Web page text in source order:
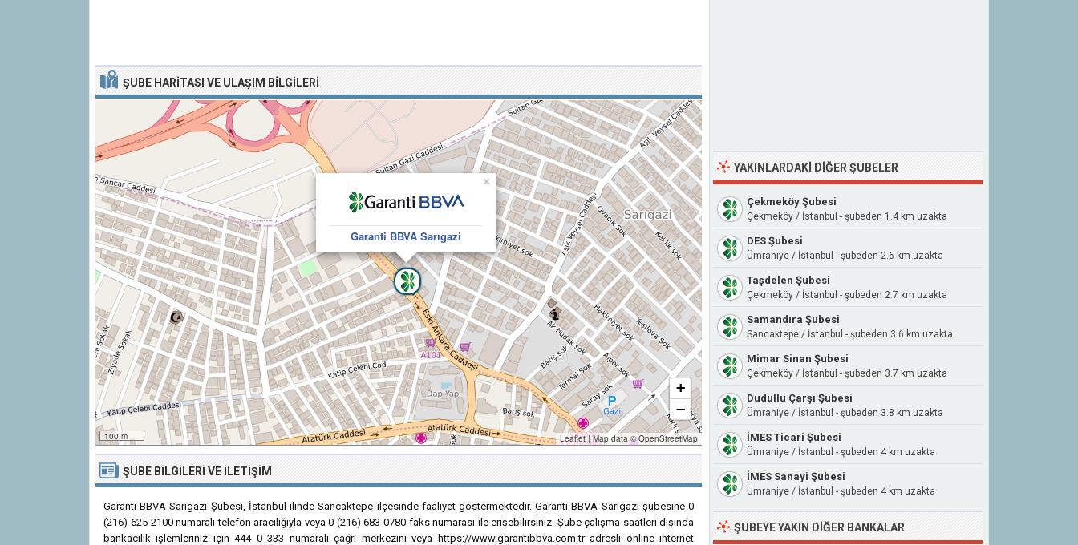
ŞUBE HARITASI VE ULAŞIM BILGILERI
Garanti BBVA Sarıgazi
×
100 m
+
−
Leaflet |Map data ©OpenStreetMap
ŞUBE BILGILERI VE İLETIŞIM
Garanti BBVA Sarıgazi Şubesi, İstanbul ilinde Sancaktepe ilçesinde faaliyet göstermektedir. Garanti BBVA Sarıgazi şubesine 0
(216) 625-2100 numaralı telefon aracılığıyla veya 0 (216) 683-0780 faks numarası ile erişebilirsiniz. Şube çalışma saatleri dışında
bankacılık işlemleriniz için 444 0 333 numaralı çağrı merkezini veya https://www.garantibbva.com.tr adresli online internet
YAKINLARDAKI DIĞER ŞUBELER
Çekmeköy Şubesi
Çekmeköy / İstanbul - şubeden 1.4 km uzakta
DES Şubesi
Ümraniye / İstanbul - şubeden 2.6 km uzakta
Taşdelen Şubesi
Çekmeköy / İstanbul - şubeden 2.7 km uzakta
Samandıra Şubesi
Sancaktepe / İstanbul - şubeden 3.6 km uzakta
Mimar Sinan Şubesi
Çekmeköy / İstanbul - şubeden 3.7 km uzakta
Dudullu Çarşı Şubesi
Ümraniye / İstanbul - şubeden 3.8 km uzakta
İMES Ticari Şubesi
Ümraniye / İstanbul - şubeden 4 km uzakta
İMES Sanayi Şubesi
Ümraniye / İstanbul - şubeden 4 km uzakta
ŞUBEYE YAKIN DIĞER BANKALAR